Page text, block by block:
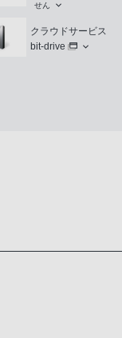
せん
クラウドサービス
bit-drive